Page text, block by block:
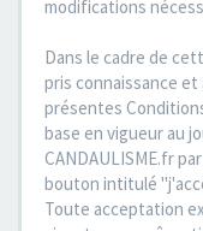
modifications
Dans le cadre de
pris connaissance
présentes
base en vigueur au
CANDAULISME.fr
bouton intitulé
Toute acceptation